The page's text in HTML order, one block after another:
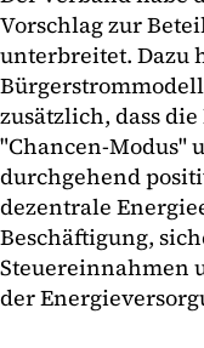
Vorschlag zur
unterbreitet. Dazu
zusätzlich, dass
"Chancen-Modus"
durchgehend
dezentrale
Beschäftigung,
Steuereinnahmen
der